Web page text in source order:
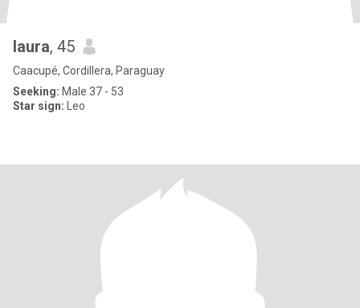
laura, 45
Caacupé, Cordillera, Paraguay
Seeking: Male 37 - 53
Star sign: Leo